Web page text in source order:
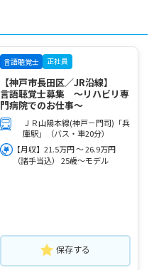
言語聴覚士 正社員
【神戸市長田区／JR沿線】
言語聴覚士募集 ～リハビリ専
門病院でのお仕事～
ＪＲ山陽本線(神戸－門司)「兵
庫駅」（バス・車20分）
【月収】21.5万円 ～ 26.9万円
（諸手当込） 25歳～モデル
保存する